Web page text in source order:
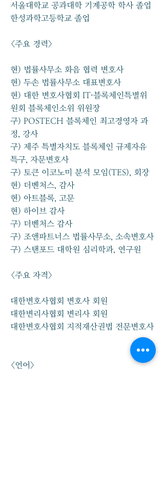
서울대학교 공과대학 기계공학 학사 졸업
한성과학고등학교 졸업
<주요 경력>
​현) 법률사무소 화음 협력 변호사
현) 두손 법률사무소 대표변호사
현) 대한 변호사협회 IT·블록체인특별위
원회 블록체인소위 위원장
구) POSTECH 블록체인 최고경영자 과
정, 강사
구) 제주 특별자치도 블록체인 규제자유
특구, 자문변호사
구) 토큰 이코노미 분석 모임(TES), 회장
현) 더벤처스, 감사
현) 아트블록, 고문
현) 하이브 감사
구) 더벤처스 감사
구) 조앤파트너스 법률사무소, 소속변호사
구) 스탠포드 대학원 심리학과, 연구원
<주요 자격>
대한변호사협회 변호사 회원
대한변리사협회 변리사 회원
대한변호사협회 지적재산권법 전문변호사
<언어>